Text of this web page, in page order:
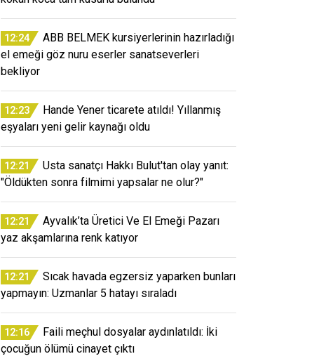
12:24
ABB BELMEK kursiyerlerinin hazırladığı
el emeği göz nuru eserler sanatseverleri
bekliyor
12:23
Hande Yener ticarete atıldı! Yıllanmış
eşyaları yeni gelir kaynağı oldu
12:21
Usta sanatçı Hakkı Bulut'tan olay yanıt:
"Öldükten sonra filmimi yapsalar ne olur?"
12:21
Ayvalık’ta Üretici Ve El Emeği Pazarı
yaz akşamlarına renk katıyor
12:21
Sıcak havada egzersiz yaparken bunları
yapmayın: Uzmanlar 5 hatayı sıraladı
12:16
Faili meçhul dosyalar aydınlatıldı: İki
çocuğun ölümü cinayet çıktı